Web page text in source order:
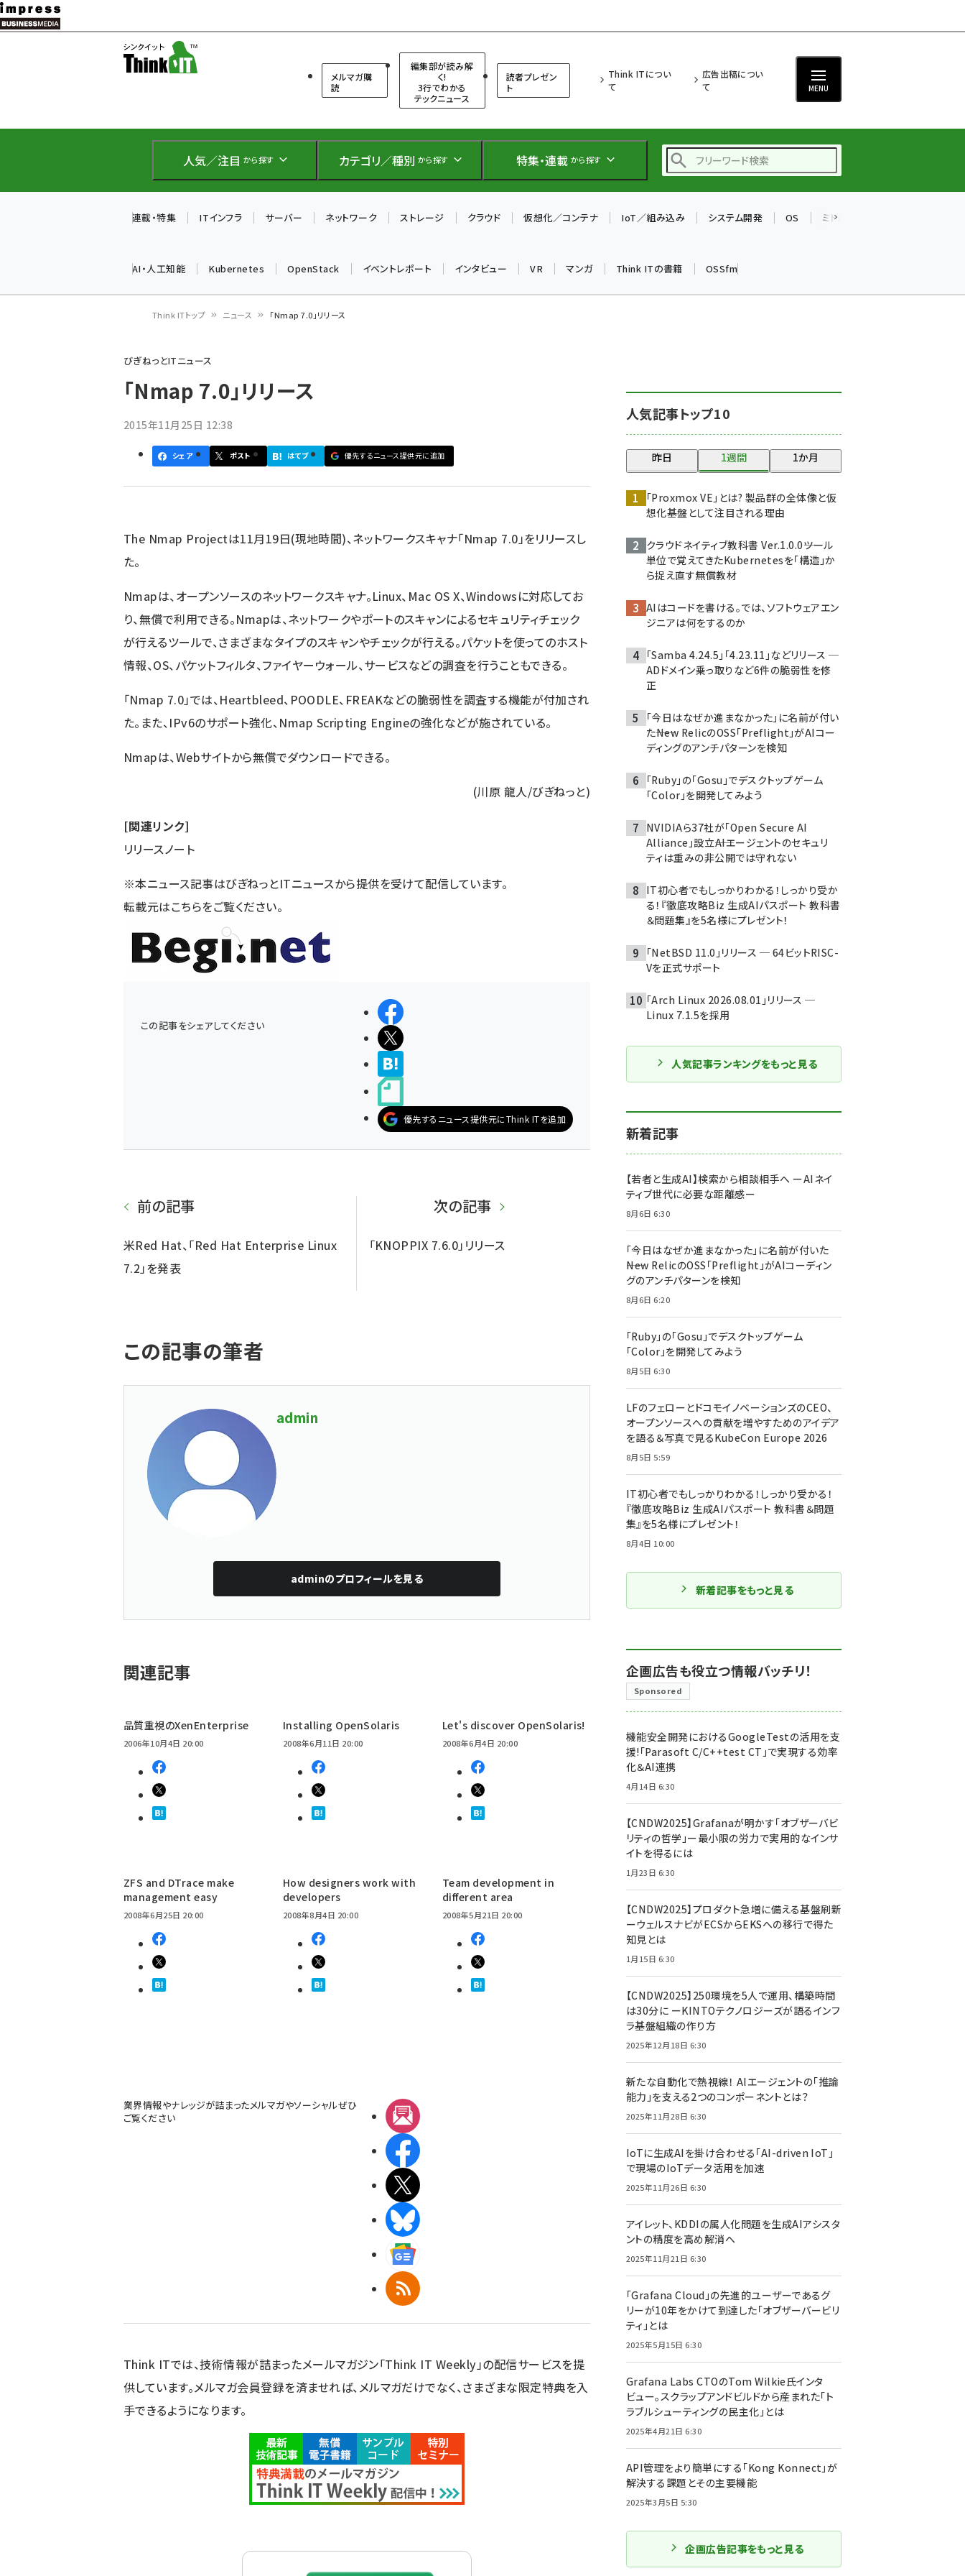
メ
イ
テ
に
メルマガ購
読
編集部が読み解
く!
3行でわかる
テックニュース
読者プレゼン
ト
Think ITについ
て
広告出稿につい
て
MENU
人気／注目 から探す カテゴリ／種別 から探す 特集・連載 から探す
仲間と築いた勝利の絆～
drupal (1940)
genai (1473)
ai crunch (1347)
連載・特集 ITインフラ サーバー ネットワーク ストレージ クラウド 仮想化／コンテナ IoT／組み込み システム開発 OS ミドルウェア
AI・人工知能 Kubernetes OpenStack イベントレポート インタビュー VR マンガ Think ITの書籍 OSSfm
ン
く
ず
Think ITトップ ニュース 「Nmap 7.0」リリース
びぎねっとITニュース
「Nmap 7.0」リリース
2015年11月25日 12:38
シェア ポスト はてブ 優先するニュース提供元に追加
The Nmap Projectは11月19日(現地時間)、ネットワークスキャナ「Nmap 7.0」をリリースし
た。
Nmapは、オープンソースのネットワークスキャナ。Linux、Mac OS X、Windowsに対応してお
り、無償で利用できる。Nmapは、ネットワークやポートのスキャンによるセキュリティチェック
が行えるツールで、さまざまなタイプのスキャンやチェックが行える。パケットを使ってのホスト
情報、OS、パケットフィルタ、ファイヤーウォール、サービスなどの調査を行うこともできる。
「Nmap 7.0」では、Heartbleed、POODLE、FREAKなどの脆弱性を調査する機能が付加され
た。また、IPv6のサポート強化、Nmap Scripting Engineの強化などが施されている。
Nmapは、Webサイトから無償でダウンロードできる。
(川原 龍人/びぎねっと)
[関連リンク]
リリースノート
※本ニュース記事はびぎねっとITニュースから提供を受けて配信しています。
転載元はこちらをご覧ください。
この記事をシェアしてください
シェアする
ポストする
優先するニュース提供元にThink ITを追加
前の記事
米Red Hat、「Red Hat Enterprise Linux
7.2」を発表
次の記事
「KNOPPIX 7.6.0」リリース
この記事の筆者
admin
adminのプロフィールを見る
関連記事
品質重視のXenEnterprise
2006年10月4日 20:00
Installing OpenSolaris
2008年6月11日 20:00
Let's discover OpenSolaris!
2008年6月4日 20:00
ZFS and DTrace make
management easy
2008年6月25日 20:00
How designers work with
developers
2008年8月4日 20:00
Team development in
different area
2008年5月21日 20:00
業界情報やナレッジが詰まったメルマガやソーシャルぜひ
ご覧ください
RSS
Think ITでは、技術情報が詰まったメールマガジン「Think IT Weekly」の配信サービスを提
供しています。メルマガ会員登録を済ませれば、メルマガだけでなく、さまざまな限定特典を入
手できるようになります。
人気記事トップ10
昨日 1週間 1か月
「Proxmox VE」とは? 製品群の全体像と仮
想化基盤として注目される理由
クラウドネイティブ教科書 Ver.1.0.0――ツール
単位で覚えてきたKubernetesを「構造」か
ら捉え直す無償教材
AIはコードを書ける。では、ソフトウェアエン
ジニアは何をするのか
「Samba 4.24.5」「4.23.11」などリリース ─
ADドメイン乗っ取りなど6件の脆弱性を修
正
「今日はなぜか進まなかった」に名前が付い
た――New RelicのOSS「Preflight」がAIコー
ディングのアンチパターンを検知
「Ruby」の「Gosu」でデスクトップゲーム
「Color」を開発してみよう
NVIDIAら37社が「Open Secure AI
Alliance」設立――AIエージェントのセキュリ
ティは重みの非公開では守れない
IT初心者でもしっかりわかる！しっかり受か
る！『徹底攻略Biz 生成AIパスポート 教科書
＆問題集』を5名様にプレゼント！
「NetBSD 11.0」リリース ─ 64ビットRISC-
Vを正式サポート
「Arch Linux 2026.08.01」リリース ─
Linux 7.1.5を採用
人気記事ランキングをもっと見る
新着記事
【若者と生成AI】検索から相談相手へ ーAIネイ
ティブ世代に必要な距離感ー
8月6日 6:30
「今日はなぜか進まなかった」に名前が付いた
――New RelicのOSS「Preflight」がAIコーディン
グのアンチパターンを検知
8月6日 6:20
「Ruby」の「Gosu」でデスクトップゲーム
「Color」を開発してみよう
8月5日 6:30
LFのフェローとドコモイノベーションズのCEO、
オープンソースへの貢献を増やすためのアイデア
を語る＆写真で見るKubeCon Europe 2026
8月5日 5:59
IT初心者でもしっかりわかる！しっかり受かる！
『徹底攻略Biz 生成AIパスポート 教科書＆問題
集』を5名様にプレゼント！
8月4日 10:00
新着記事をもっと見る
企画広告も役立つ情報バッチリ！
Sponsored
機能安全開発におけるGoogleTestの活用を支
援!「Parasoft C/C++test CT」で実現する効率
化＆AI連携
4月14日 6:30
【CNDW2025】Grafanaが明かす「オブザーバビ
リティの哲学」ー最小限の労力で実用的なインサ
イトを得るには
1月23日 6:30
【CNDW2025】プロダクト急増に備える基盤刷新
ーウェルスナビがECSからEKSへの移行で得た
知見とは
1月15日 6:30
【CNDW2025】250環境を5人で運用、構築時間
は30分に ーKINTOテクノロジーズが語るインフ
ラ基盤組織の作り方
2025年12月18日 6:30
新たな自動化で熱視線！ AIエージェントの「推論
能力」を支える2つのコンポーネントとは？
2025年11月28日 6:30
IoTに生成AIを掛け合わせる「AI-driven IoT」
で現場のIoTデータ活用を加速
2025年11月26日 6:30
アイレット、KDDIの属人化問題を生成AIアシスタ
ントの精度を高め解消へ
2025年11月21日 6:30
「Grafana Cloud」の先進的ユーザーであるグ
リーが10年をかけて到達した「オブザーバービリ
ティ」とは
2025年5月15日 6:30
Grafana Labs CTOのTom Wilkie氏インタ
ビュー。スクラップアンドビルドから産まれた「ト
ラブルシューティングの民主化」とは
2025年4月21日 6:30
API管理をより簡単にする「Kong Konnect」が
解決する課題とその主要機能
2025年3月5日 5:30
企画広告記事をもっと見る